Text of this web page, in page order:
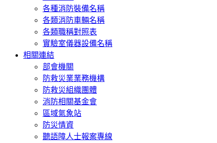
各種消防裝備名稱
各類消防車輛名稱
各類職稱對照表
實驗室儀器設備名稱
相關連結
部會機關
防救災業業務機構
防救災組織團體
消防相關基金會
區域氣象站
防災情資
聽語障人士報案專線